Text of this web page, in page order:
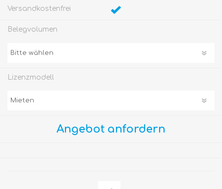
Versandkostenfrei
Belegvolumen
Lizenzmodell
Angebot anfordern